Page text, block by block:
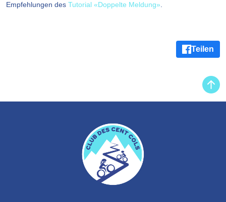
Empfehlungen des Tutorial «Doppelte Meldung»
Teilen